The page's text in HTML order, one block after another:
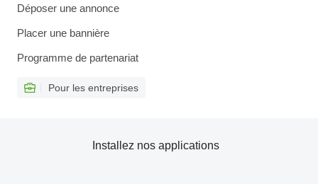
Déposer une annonce
Placer une bannière
Programme de partenariat
Pour les entreprises
Installez nos applications